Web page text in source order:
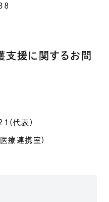
支援に関するお問
代表)
療連携室)